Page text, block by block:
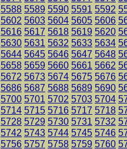
5588 5589 5590 5591 5592
5602 5603 5604 5605 5606
5616 5617 5618 5619 5620
5630 5631 5632 5633 5634
5644 5645 5646 5647 5648
5658 5659 5660 5661 5662
5672 5673 5674 5675 5676
5686 5687 5688 5689 5690
5700 5701 5702 5703 5704
5714 5715 5716 5717 5718
5728 5729 5730 5731 5732
5742 5743 5744 5745 5746
5756 5757 5758 5759 5760